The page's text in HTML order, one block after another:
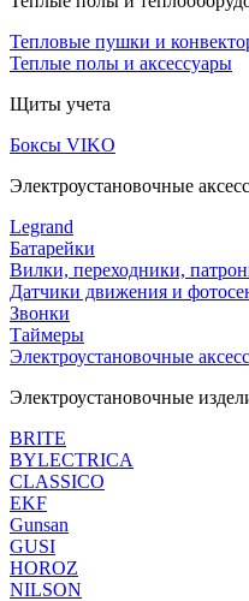
Тепловые пушки и
Теплые полы и аксессуары
Щиты учета
Боксы VIKO
Электроустановочные
Legrand
Батарейки
Вилки, переходники,
Датчики движения и
Звонки
Таймеры
Электроустановочные
Электроустановочные
BRITE
BYLECTRICA
CLASSICO
EKF
Gunsan
GUSI
HOROZ
NILSON